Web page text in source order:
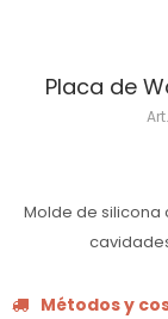
Placa de
Molde de
Métodos y